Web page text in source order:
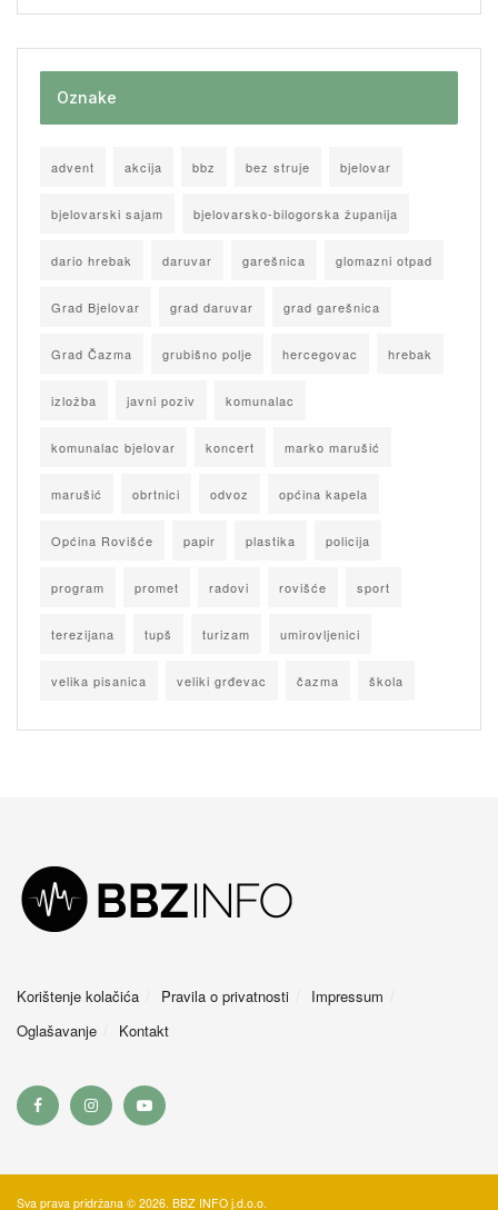
Oznake
advent akcija bbz bez struje bjelovar
bjelovarski sajam bjelovarsko-bilogorska županija
dario hrebak daruvar garešnica glomazni otpad
Grad Bjelovar grad daruvar grad garešnica
Grad Čazma grubišno polje hercegovac hrebak
izložba javni poziv komunalac
komunalac bjelovar koncert marko marušić
marušić obrtnici odvoz općina kapela
Općina Rovišće papir plastika policija
program promet radovi rovišće sport
terezijana tupš turizam umirovljenici
velika pisanica veliki grđevac čazma škola
Korištenje kolačića Pravila o privatnosti
Impressum
Oglašavanje
Kontakt
Sva prava pridržana © 2026. BBZ INFO j.d.o.o.